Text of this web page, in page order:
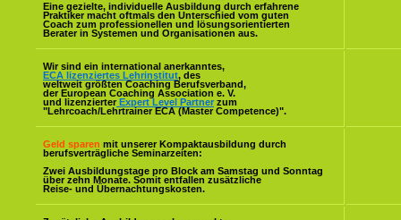
Eine gezielte, individuelle Ausbildung durch erfahrene
Praktiker macht oftmals den Unterschied vom guten
Coach zum professionellen und lösungsorientierten
Berater in Systemen und Organisationen aus.
Wir sind ein international anerkanntes,
ECA lizenziertes Lehrinstitut, des
weltweit größten Coaching Berufsverband,
der European Coaching Association e. V.
und lizenzierter Expert Level Partner zum
"Lehrcoach/Lehrtrainer ECA (Master Competence)".
Geld sparen mit unserer Kompaktausbildung durch
berufsverträgliche Seminarzeiten:
Zwei Ausbildungstage pro Block am Samstag und Sonntag
über zehn Monate. Somit entfallen zusätzliche
Reise- und Übernachtungskosten.